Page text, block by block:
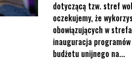
dotyczącą tzw. stref
oczekujemy, że
obowiązujących w
inauguracja
budżetu unijnego na...